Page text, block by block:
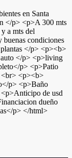
en Santa
</p> <p>A 300 mts
a mts del
buenas condiciones
</p> <p><b>
</p> <p>living
p> <p>Patio
<br> <p><b>
p> <p>Baño
de usd
dueño
p> </html>